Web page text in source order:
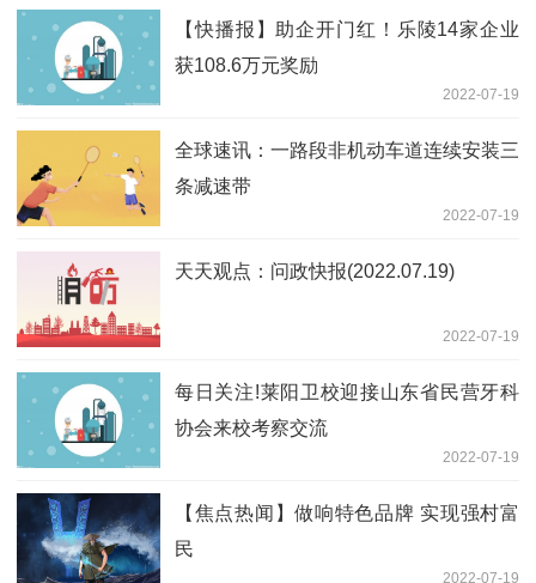
【快播报】助企开门红！乐陵14家企业
获108.6万元奖励
2022-07-19
全球速讯：一路段非机动车道连续安装三
条减速带
2022-07-19
天天观点：问政快报(2022.07.19)
2022-07-19
每日关注!莱阳卫校迎接山东省民营牙科
协会来校考察交流
2022-07-19
【焦点热闻】做响特色品牌 实现强村富
民
2022-07-19